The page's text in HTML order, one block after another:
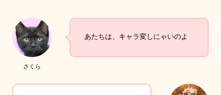
さくら
あたちは、キャラ変しにゃいのよ